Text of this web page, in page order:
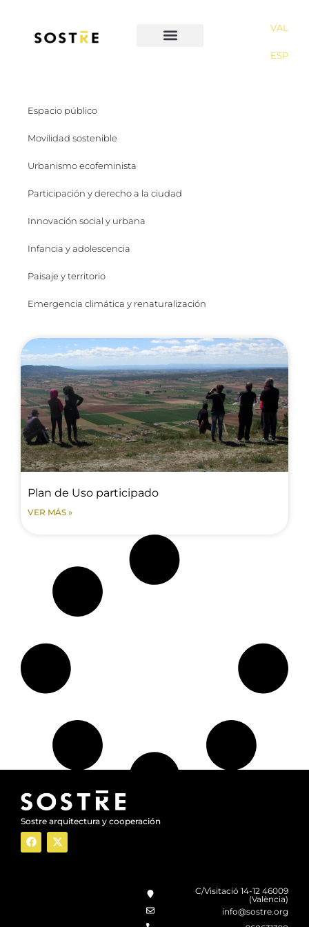
VAL
ESP
Espacio público
Movilidad sostenible
Urbanismo ecofeminista
Participación y derecho a la ciudad
Innovación social y urbana
Infancia y adolescencia
Paisaje y territorio
Emergencia climática y renaturalización
Plan de Uso participado
VER MÁS »
Sostre arquitectura y cooperación
C/Visitació 14-12 46009
(València)
info@sostre.org